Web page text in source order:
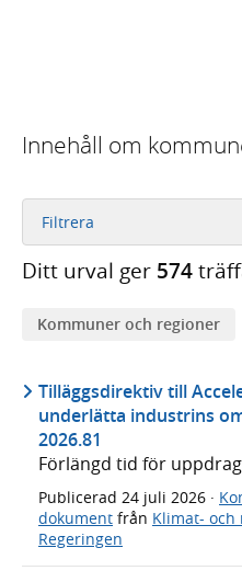
Innehåll om
Filtrera
Ditt urval ger 574
Kommuner och regioner
Tilläggsdirektiv till
underlätta industrins
2026.81
Förlängd tid för
Publicerad 24 juli 2026 ·
dokument från Klimat-
Regeringen